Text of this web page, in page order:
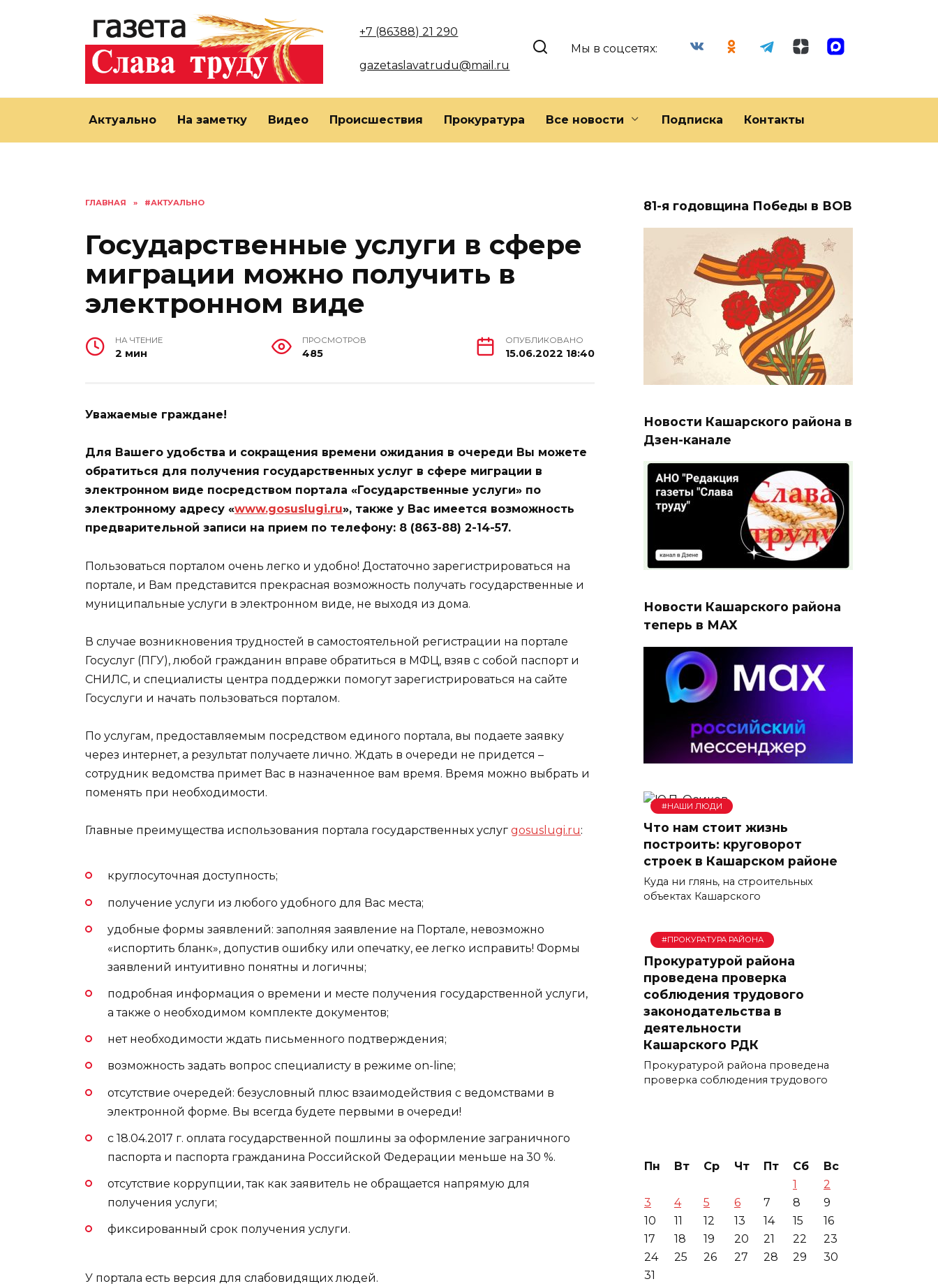
+7 (86388) 21 290
gazetaslavatrudu@mail.ru
Мы в соцсетях:
Актуально На заметку Видео Происшествия Прокуратура Все новости Подписка Контакты
ГЛАВНАЯ » #АКТУАЛЬНО
Государственные услуги в сфере
миграции можно получить в
электронном виде
НА ЧТЕНИЕ
2 мин
ПРОСМОТРОВ
485
ОПУБЛИКОВАНО
15.06.2022 18:40
Уважаемые граждане!
Для Вашего удобства и сокращения времени ожидания в очереди Вы можете
обратиться для получения государственных услуг в сфере миграции в
электронном виде посредством портала «Государственные услуги» по
электронному адресу «www.gosuslugi.ru», также у Вас имеется возможность
предварительной записи на прием по телефону: 8 (863-88) 2-14-57.
Пользоваться порталом очень легко и удобно! Достаточно зарегистрироваться на
портале, и Вам представится прекрасная возможность получать государственные и
муниципальные услуги в электронном виде, не выходя из дома.
В случае возникновения трудностей в самостоятельной регистрации на портале
Госуслуг (ПГУ), любой гражданин вправе обратиться в МФЦ, взяв с собой паспорт и
СНИЛС, и специалисты центра поддержки помогут зарегистрироваться на сайте
Госуслуги и начать пользоваться порталом.
По услугам, предоставляемым посредством единого портала, вы подаете заявку
через интернет, а результат получаете лично. Ждать в очереди не придется –
сотрудник ведомства примет Вас в назначенное вам время. Время можно выбрать и
поменять при необходимости.
Главные преимущества использования портала государственных услуг gosuslugi.ru:
круглосуточная доступность;
получение услуги из любого удобного для Вас места;
удобные формы заявлений: заполняя заявление на Портале, невозможно
«испортить бланк», допустив ошибку или опечатку, ее легко исправить! Формы
заявлений интуитивно понятны и логичны;
подробная информация о времени и месте получения государственной услуги,
а также о необходимом комплекте документов;
нет необходимости ждать письменного подтверждения;
возможность задать вопрос специалисту в режиме on-line;
отсутствие очередей: безусловный плюс взаимодействия с ведомствами в
электронной форме. Вы всегда будете первыми в очереди!
с 18.04.2017 г. оплата государственной пошлины за оформление заграничного
паспорта и паспорта гражданина Российской Федерации меньше на 30 %.
отсутствие коррупции, так как заявитель не обращается напрямую для
получения услуги;
фиксированный срок получения услуги.
У портала есть версия для слабовидящих людей.
81-я годовщина Победы в ВОВ
Новости Кашарского района в
Дзен-канале
Новости Кашарского района
теперь в МАХ
#НАШИ ЛЮДИ
Что нам стоит жизнь
построить: круговорот
строек в Кашарском районе
Куда ни глянь, на строительных
объектах Кашарского
#ПРОКУРАТУРА РАЙОНА
Прокуратурой района
проведена проверка
соблюдения трудового
законодательства в
деятельности
Кашарского РДК
Прокуратурой района проведена
проверка соблюдения трудового
Пн Вт Ср Чт Пт Сб
Вс
1
2
3
4 5 6 7 8
9
10
11 12 13 14 15
16
17
18 19 20 21 22
23
24
25 26 27 28 29
30
31